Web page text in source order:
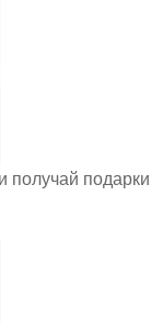
получай подарки